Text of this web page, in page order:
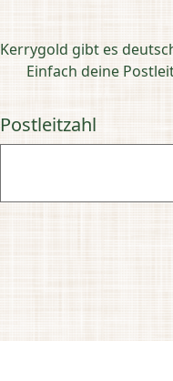
Kerrygold gibt es
Einfach deine
Postleitzahl